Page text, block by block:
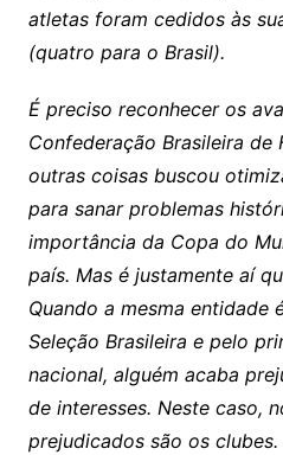
atletas foram cedidos às
(quatro para o Brasil).
É preciso reconhecer os
Confederação Brasileira de
outras coisas buscou
para sanar problemas
importância da Copa do
país. Mas é justamente aí
Quando a mesma entidade
Seleção Brasileira e pelo
nacional, alguém acaba
de interesses. Neste caso,
prejudicados são os